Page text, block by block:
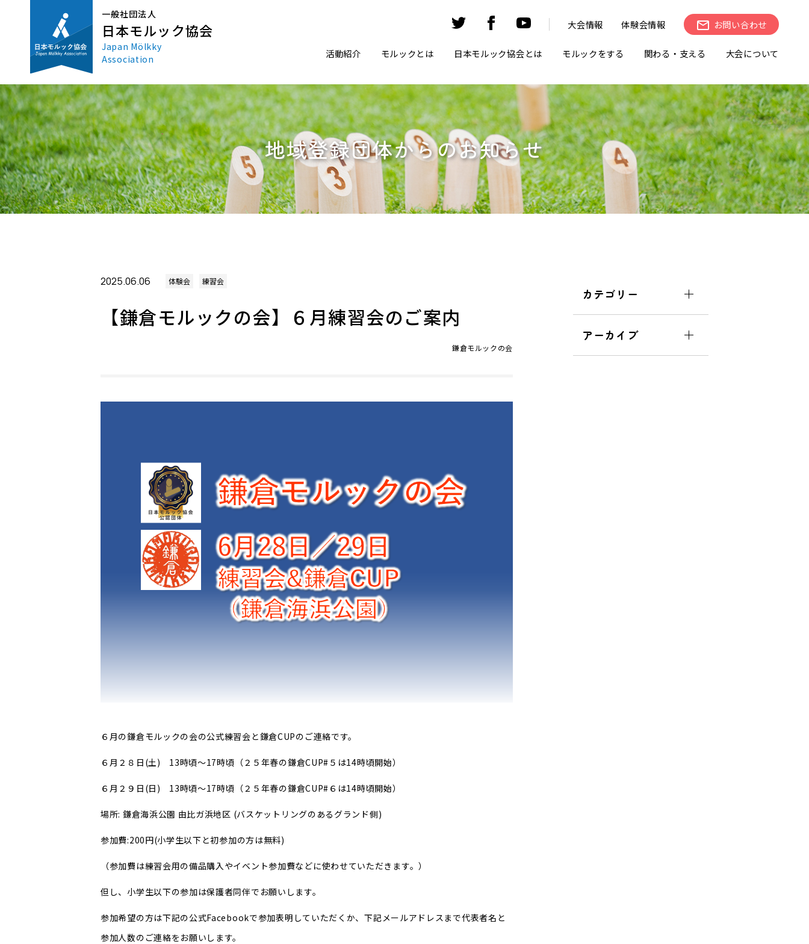
一般社団法人
日本モルック協会
Japan Mölkky
Association
大会情報 体験会情報 お問い合わせ
活動紹介 モルックとは 日本モルック協会とは モルックをする 関わる・支える 大会について
地域登録団体からのお知らせ
2025.06.06 体験会 練習会
【鎌倉モルックの会】６月練習会のご案内
鎌倉モルックの会
６月の鎌倉モルックの会の公式練習会と鎌倉CUPのご連絡です。
６月２８日(土) 13時頃～17時頃（２５年春の鎌倉CUP#５は14時頃開始）
６月２９日(日) 13時頃～17時頃（２５年春の鎌倉CUP#６は14時頃開始）
場所: 鎌倉海浜公園 由比ガ浜地区 (バスケットリングのあるグランド側)
参加費:200円(小学生以下と初参加の方は無料)
（参加費は練習会用の備品購入やイベント参加費などに使わせていただきます。）
但し、小学生以下の参加は保護者同伴でお願いします。
参加希望の方は下記の公式Facebookで参加表明していただくか、下記メールアドレスまで代表者名と
参加人数のご連絡をお願いします。
カテゴリー
アーカイブ